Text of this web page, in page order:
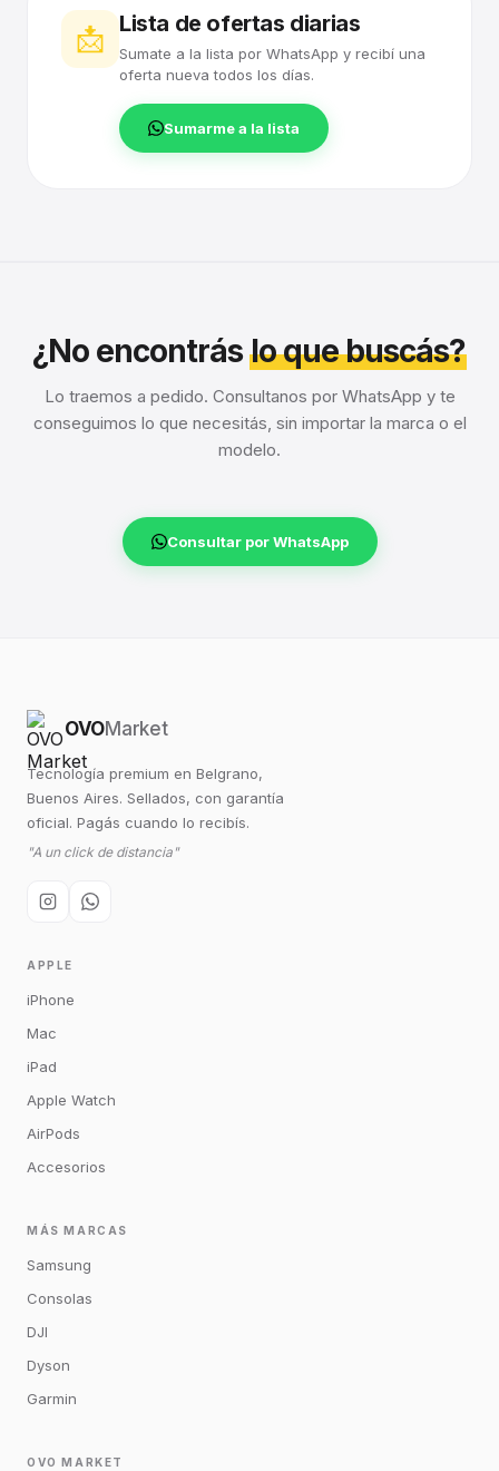
📩 Lista de ofertas diarias
Sumate a la lista por WhatsApp y recibí una
oferta nueva todos los días.
Sumarme a la lista
¿No encontráslo que buscás?
Lo traemos a pedido. Consultanos por WhatsApp y te
conseguimos lo que necesitás, sin importar la marca o el
modelo.
Consultar por WhatsApp
OVOMarket
Tecnología premium en Belgrano,
Buenos Aires. Sellados, con garantía
oficial. Pagás cuando lo recibís.
"A un click de distancia"
APPLE
iPhone
Mac
iPad
Apple Watch
AirPods
Accesorios
MÁS MARCAS
Samsung
Consolas
DJI
Dyson
Garmin
OVO MARKET